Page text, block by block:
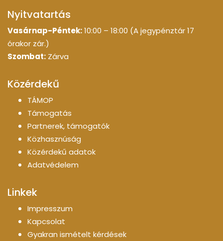
Nyitvatartás
Vasárnap-Péntek:10:00 – 18:00 (A jegypénztár 17
órakor zár.)
Szombat: Zárva
Közérdekű
TÁMOP
Támogatás
Partnerek, támogatók
Közhasznúság
Közérdekű adatok
Adatvédelem
Linkek
Impresszum
Kapcsolat
Gyakran ismételt kérdések